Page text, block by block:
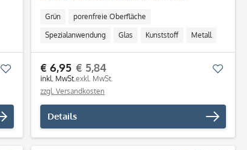
Merken
Grün porenfreie Oberfläche
Spezialanwendung Glas Kunststoff Metall
€ 6,95
inkl. MwSt.
€ 5,84
exkl. MwSt.
zzgl. Versandkosten
Details